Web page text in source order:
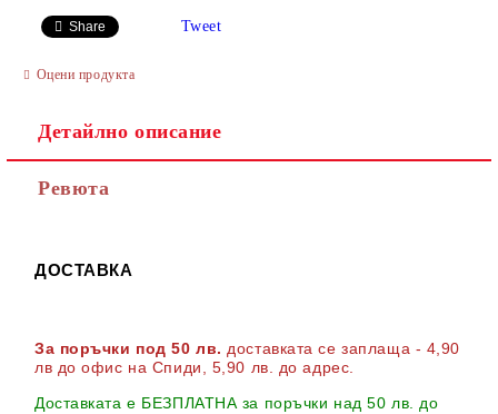
Share Tweet
Оцени продукта
Детайлно описание
Ревюта
ДОСТАВКА
За поръчки под 50 лв. доставката се заплаща - 4,90
лв до офис на Спиди
, 5,90 лв. до адрес
Доставката е БЕЗПЛАТНА за поръчки над 50 лв. до